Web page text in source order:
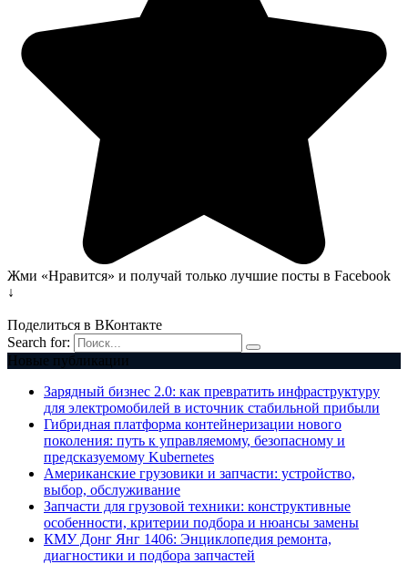
Жми «Нравится» и получай только лучшие посты в Facebook
↓
Поделиться в ВКонтакте
Search for:
Новые публикации
Зарядный бизнес 2.0: как превратить инфраструктуру
для электромобилей в источник стабильной прибыли
Гибридная платформа контейнеризации нового
поколения: путь к управляемому, безопасному и
предсказуемому Kubernetes
Американские грузовики и запчасти: устройство,
выбор, обслуживание
Запчасти для грузовой техники: конструктивные
особенности, критерии подбора и нюансы замены
КМУ Донг Янг 1406: Энциклопедия ремонта,
диагностики и подбора запчастей